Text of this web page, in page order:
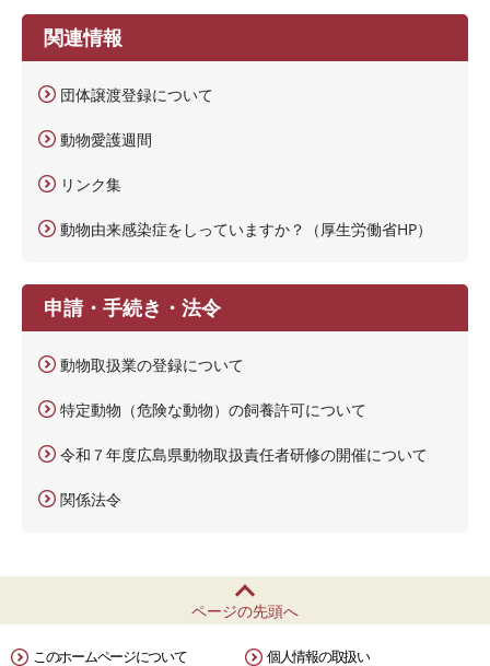
関連情報
団体譲渡登録について
動物愛護週間
リンク集
動物由来感染症をしっていますか？（厚生労働省HP）
申請・手続き・法令
動物取扱業の登録について
特定動物（危険な動物）の飼養許可について
令和７年度広島県動物取扱責任者研修の開催について
関係法令
ページの先頭へ
このホームページについて 個人情報の取扱い